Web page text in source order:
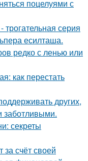
поцелуями с
серия
есилташа.
редко с ленью или
как перестать
других,
секреты
счёт своей